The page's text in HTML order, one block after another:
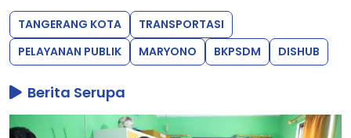
TANGERANG KOTA
TRANSPORTASI
PELAYANAN PUBLIK
MARYONO BKPSDM DISHUB